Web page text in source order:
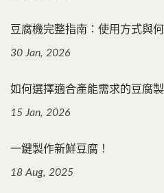
豆腐機完整指南：使用方式與
30 Jan, 2026
如何選擇適合產能需求的豆腐
15 Jan, 2026
一鍵製作新鮮豆腐！
18 Aug, 2025